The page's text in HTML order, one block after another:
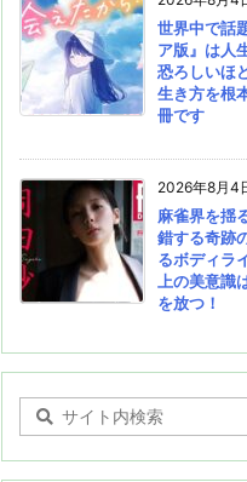
世界中で話
ア版』は人
恐ろしいほ
生き方を根
冊です
2026年8月4
麻雀界を揺
錯する奇跡
るボディラ
上の美意識
を放つ！